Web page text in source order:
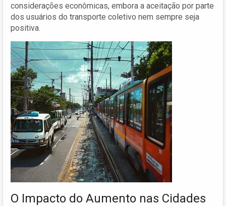
considerações econômicas, embora a aceitação por parte
dos usuários do transporte coletivo nem sempre seja
positiva.
O Impacto do Aumento nas Cidades